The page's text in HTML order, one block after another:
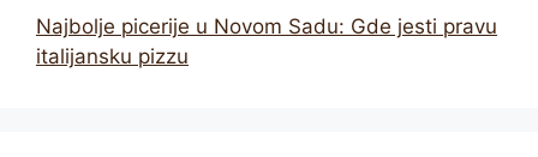
Najbolje picerije u Novom Sadu: Gde jesti pravu
italijansku pizzu